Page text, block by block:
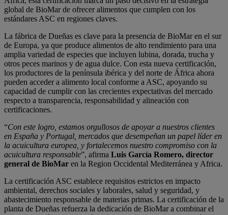
global de BioMar de ofrecer alimentos que cumplen con los
estándares ASC en regiones claves.
La fábrica de Dueñas es clave para la presencia de BioMar en el sur
de Europa, ya que produce alimentos de alto rendimiento para una
amplia variedad de especies que incluyen lubina, dorada, trucha y
otros peces marinos y de agua dulce. Con esta nueva certificación,
los productores de la península ibérica y del norte de África ahora
pueden acceder a alimento local conforme a ASC, apoyando su
capacidad de cumplir con las crecientes expectativas del mercado
respecto a transparencia, responsabilidad y alineación con
certificaciones.
“Con este logro, estamos orgullosos de apoyar a nuestros clientes
en España y Portugal, mercados que desempeñan un papel líder en
la acuicultura europea, y fortalecemos nuestro compromiso con la
acuicultura responsable”, afirma Luis García Romero, director
general de BioMar en la Region Occidental Mediterránea y Africa.
La certificación ASC establece requisitos estrictos en impacto
ambiental, derechos sociales y laborales, salud y seguridad, y
abastecimiento responsable de materias primas. La certificación de la
planta de Dueñas refuerza la dedicación de BioMar a combinar el